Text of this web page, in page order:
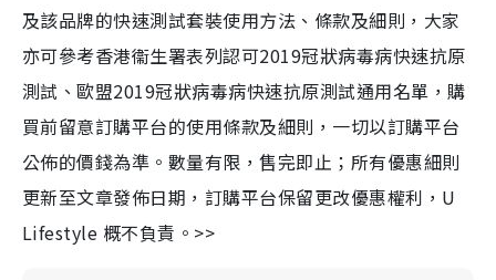
及該品牌的快速測試套裝使用方法、條款及細則，大家
亦可參考香港衞生署表列認可2019冠狀病毒病快速抗原
測試、歐盟2019冠狀病毒病快速抗原測試通用名單，購
買前留意訂購平台的使用條款及細則，一切以訂購平台
公佈的價錢為準。數量有限，售完即止；所有優惠細則
更新至文章發佈日期，訂購平台保留更改優惠權利，U
Lifestyle 概不負責。>>